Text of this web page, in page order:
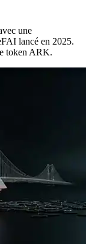
une
lancé en 2025.
token ARK.